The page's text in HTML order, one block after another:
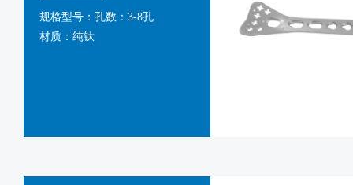
规格型号：孔数：3-8孔
材质：纯钛